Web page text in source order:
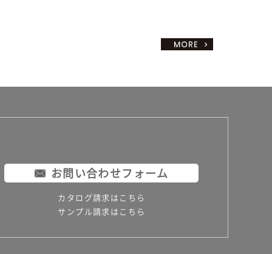
お問い合わせフォーム
カタログ請求はこちら
サンプル請求はこちら